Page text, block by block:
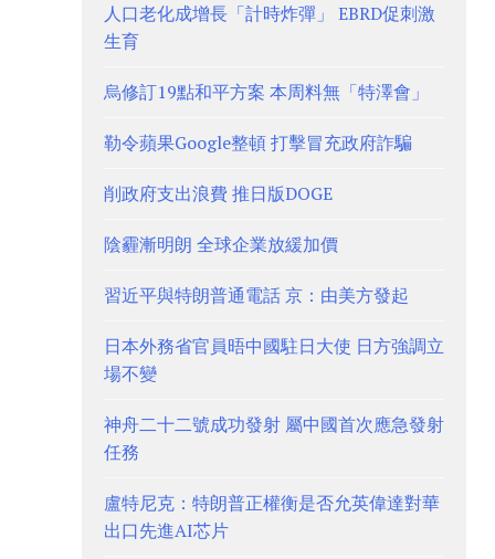
人口老化成增長「計時炸彈」 EBRD促刺激
生育
烏修訂19點和平方案 本周料無「特澤會」
勒令蘋果Google整頓 打擊冒充政府詐騙
削政府支出浪費 推日版DOGE
陰霾漸明朗 全球企業放緩加價
習近平與特朗普通電話 京：由美方發起
日本外務省官員晤中國駐日大使 日方強調立
場不變
神舟二十二號成功發射 屬中國首次應急發射
任務
盧特尼克：特朗普正權衡是否允英偉達對華
出口先進AI芯片